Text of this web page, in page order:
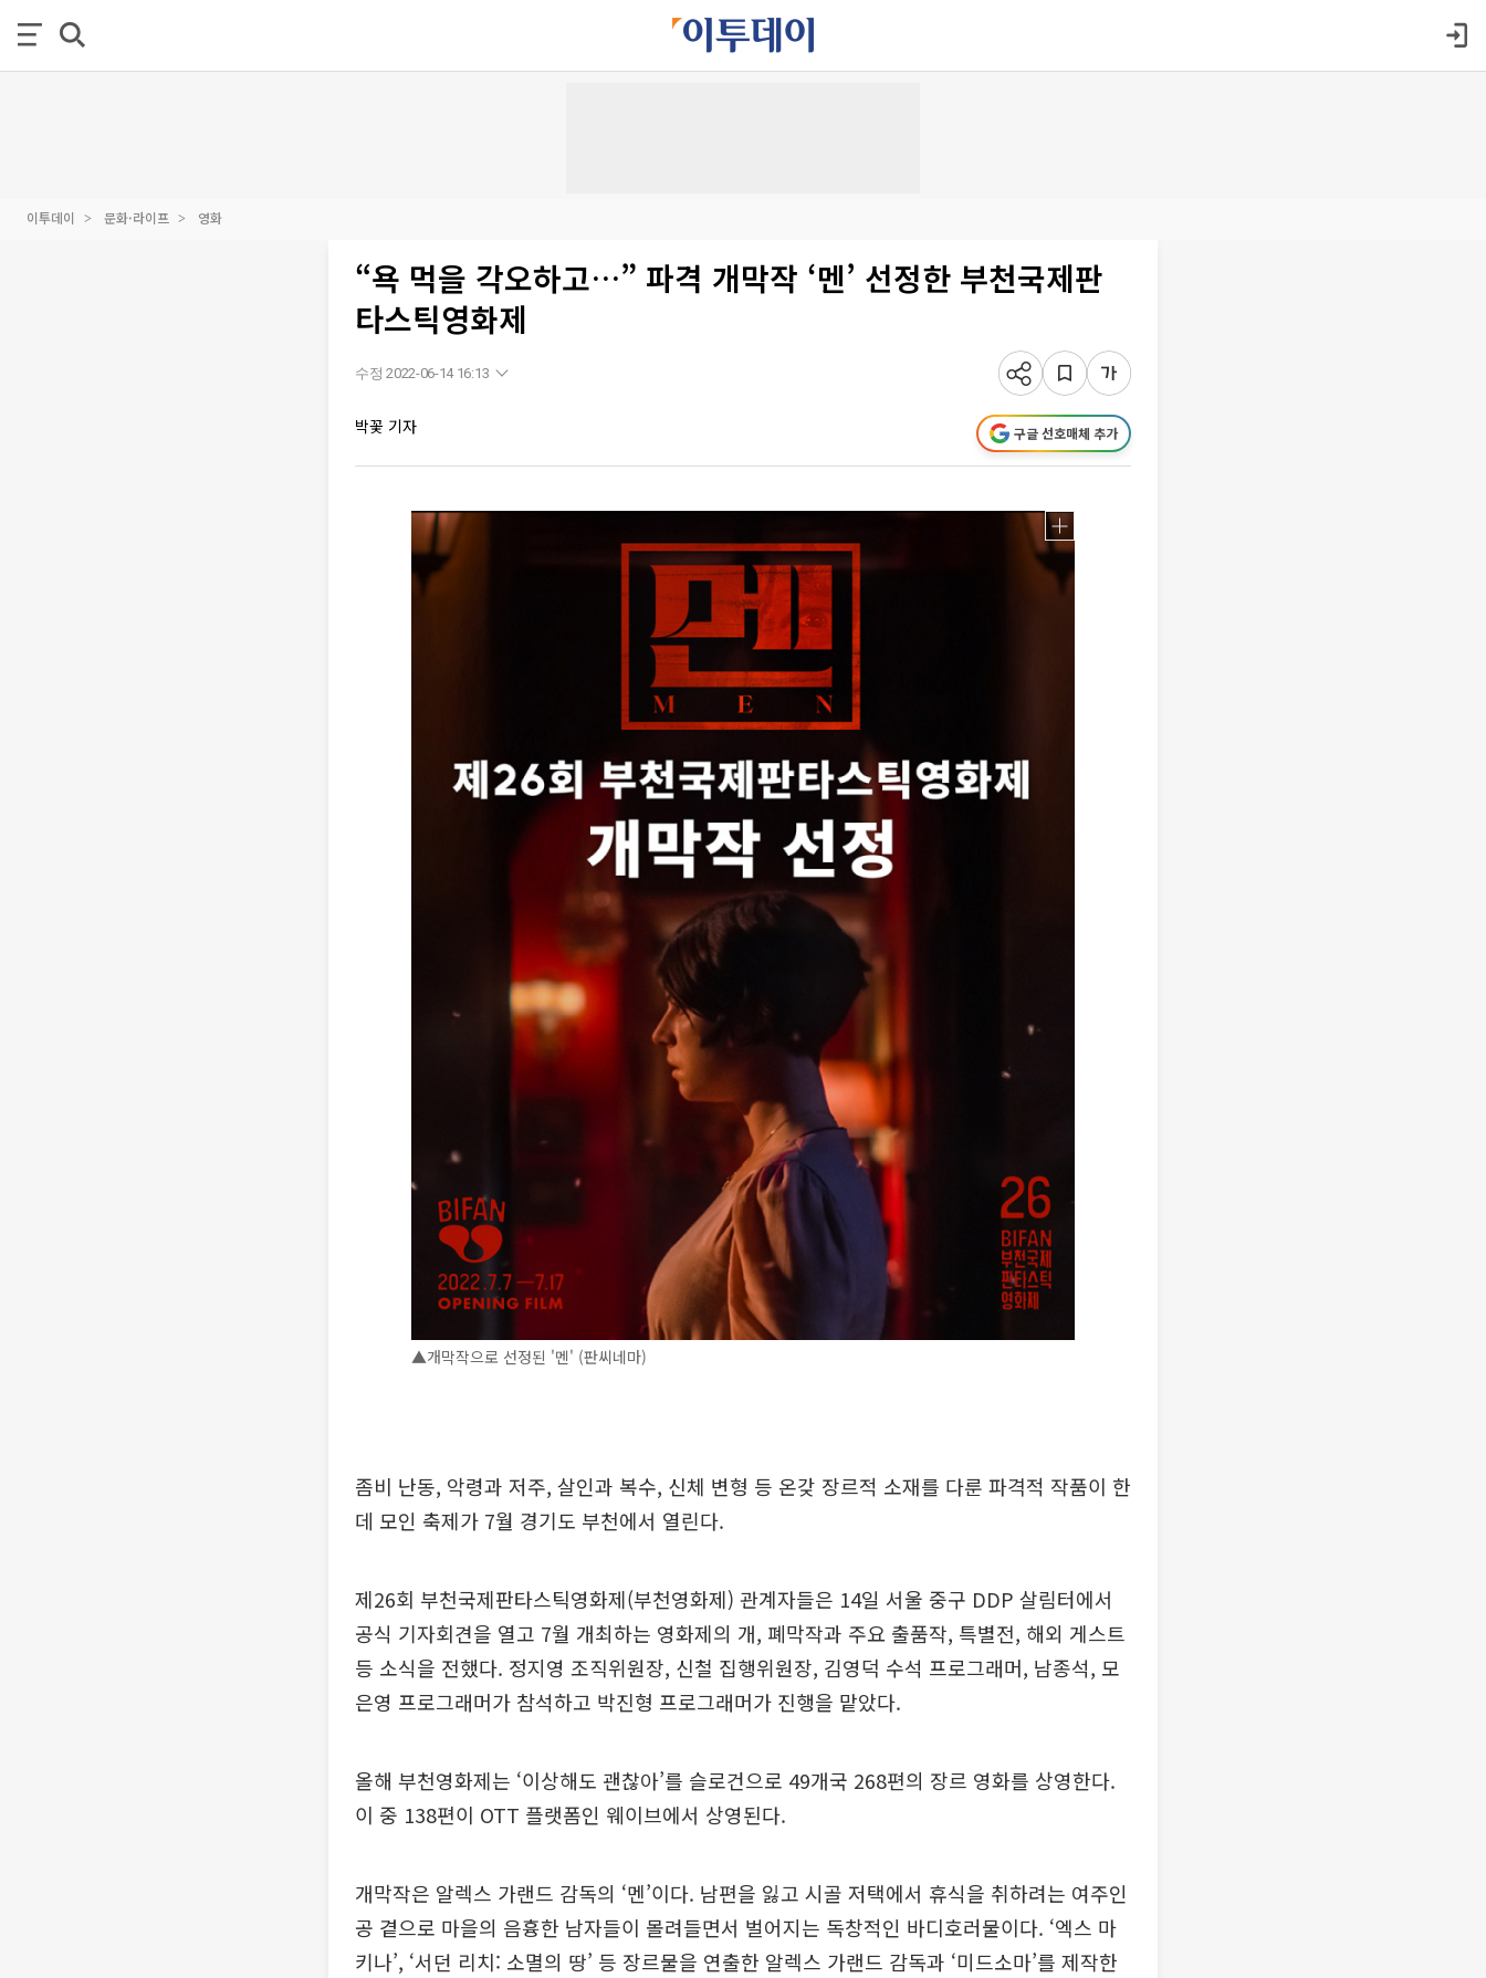
이투데이 문화·라이프 영화
“욕 먹을 각오하고…” 파격 개막작 ‘멘’ 선정한 부천국제판
타스틱영화제
수정 2022-06-14 16:13
박꽃 기자 구글 선호매체 추가
▲개막작으로 선정된 '멘' (판씨네마)
좀비 난동, 악령과 저주, 살인과 복수, 신체 변형 등 온갖 장르적 소재를 다룬 파격적 작품이 한
데 모인 축제가 7월 경기도 부천에서 열린다.
제26회 부천국제판타스틱영화제(부천영화제) 관계자들은 14일 서울 중구 DDP 살림터에서
공식 기자회견을 열고 7월 개최하는 영화제의 개, 폐막작과 주요 출품작, 특별전, 해외 게스트
등 소식을 전했다. 정지영 조직위원장, 신철 집행위원장, 김영덕 수석 프로그래머, 남종석, 모
은영 프로그래머가 참석하고 박진형 프로그래머가 진행을 맡았다.
올해 부천영화제는 ‘이상해도 괜찮아’를 슬로건으로 49개국 268편의 장르 영화를 상영한다.
이 중 138편이 OTT 플랫폼인 웨이브에서 상영된다.
개막작은 알렉스 가랜드 감독의 ‘멘’이다. 남편을 잃고 시골 저택에서 휴식을 취하려는 여주인
공 곁으로 마을의 음흉한 남자들이 몰려들면서 벌어지는 독창적인 바디호러물이다. ‘엑스 마
키나’, ‘서던 리치: 소멸의 땅’ 등 장르물을 연출한 알렉스 가랜드 감독과 ‘미드소마’를 제작한